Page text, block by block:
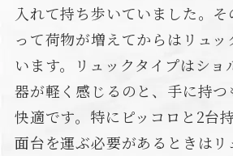
入れて持ち歩いていました。そ
って荷物が増えてからはリュッ
います。リュックタイプはショ
器が軽く感じるのと、手に持
快適です。特にピッコロと2台
面台を運ぶ必要があるときはリ